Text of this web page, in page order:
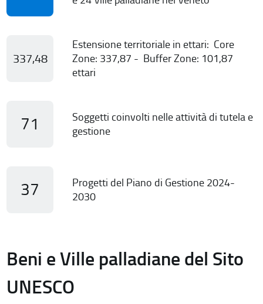
337,48
Estensione territoriale in ettari: Core
Zone: 337,87 - Buffer Zone: 101,87
ettari
71
Soggetti coinvolti nelle attività di tutela e
gestione
37
Progetti del Piano di Gestione 2024-
2030
Beni e Ville palladiane del Sito
UNESCO